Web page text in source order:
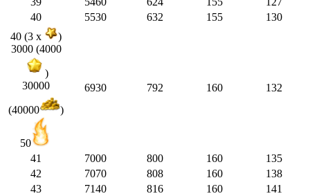
40
5530 632 155
130
40 (3 x
)
3000 (4000
)
30000
(40000 )
50
6930 792 160 132
41 7000 800 160
135
42
7070 808 160
138
43
7140 816 160
141